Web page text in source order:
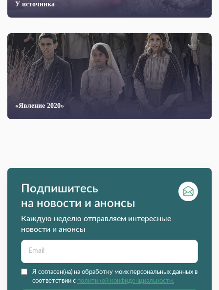
У источника
«Явление 2020»
Подпишитесь
на новости и анонсы
Каждую неделю отправляем интересные
новости и анонсы
Я согласен(на) на обработку моих персональных данных в
соответствии с политикой конфиденциальности.